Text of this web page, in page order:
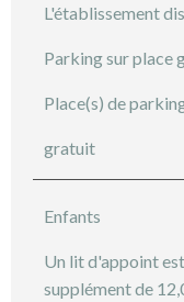
L'établissement
Parking sur place
Place(s) de
gratuit
Enfants
Un lit d'appoint
supplément de